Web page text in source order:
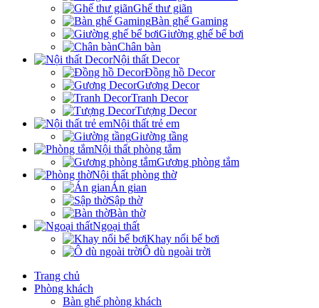
Ghế thư giãn
Bàn ghế Gaming
Giường ghế bể bơi
Chân bàn
Nội thất Decor
Đồng hồ Decor
Gương Decor
Tranh Decor
Tượng Decor
Nội thất trẻ em
Giường tầng
Nội thất phòng tắm
Gương phòng tắm
Nội thất phòng thờ
Án gian
Sập thờ
Bàn thờ
Ngoại thất
Khay nổi bể bơi
Ô dù ngoài trời
Trang chủ
Phòng khách
Bàn ghế phòng khách